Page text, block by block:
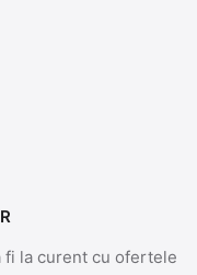
fi la curent cu ofertele